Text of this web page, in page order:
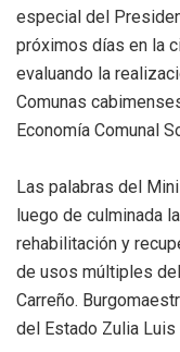
especial del
próximos días en la
evaluando la
Comunas
Economía Comunal
Las palabras del
luego de culminada
rehabilitación y
de usos múltiples
Carreño.
del Estado Zulia Luis